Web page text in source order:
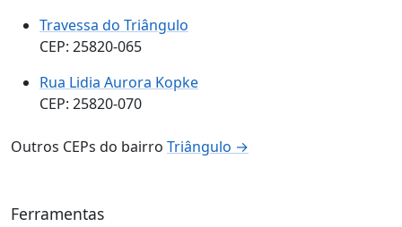
Travessa do Triângulo
CEP: 25820-065
Rua Lidia Aurora Kopke
CEP: 25820-070
Outros CEPs do bairro Triângulo →
Ferramentas